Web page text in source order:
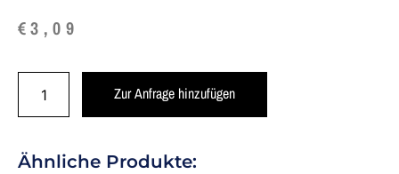
€3,09
Zur Anfrage hinzufügen
Ähnliche Produkte: